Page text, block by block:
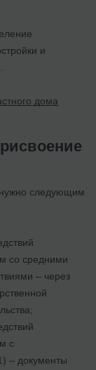
и
дома
следующим
со средними
– через
с
– документы